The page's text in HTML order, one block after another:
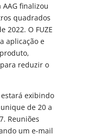
AAG finalizou
quadrados
2022. O FUZE
aplicação e
reduzir o
exibindo
de 20 a
Reuniões
um e-mail